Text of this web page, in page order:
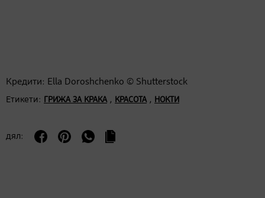
Кредити: Ella Doroshchenko © Shutterstock
Етикети: ГРИЖА ЗА КРАКА, КРАСОТА, НОКТИ
дял: